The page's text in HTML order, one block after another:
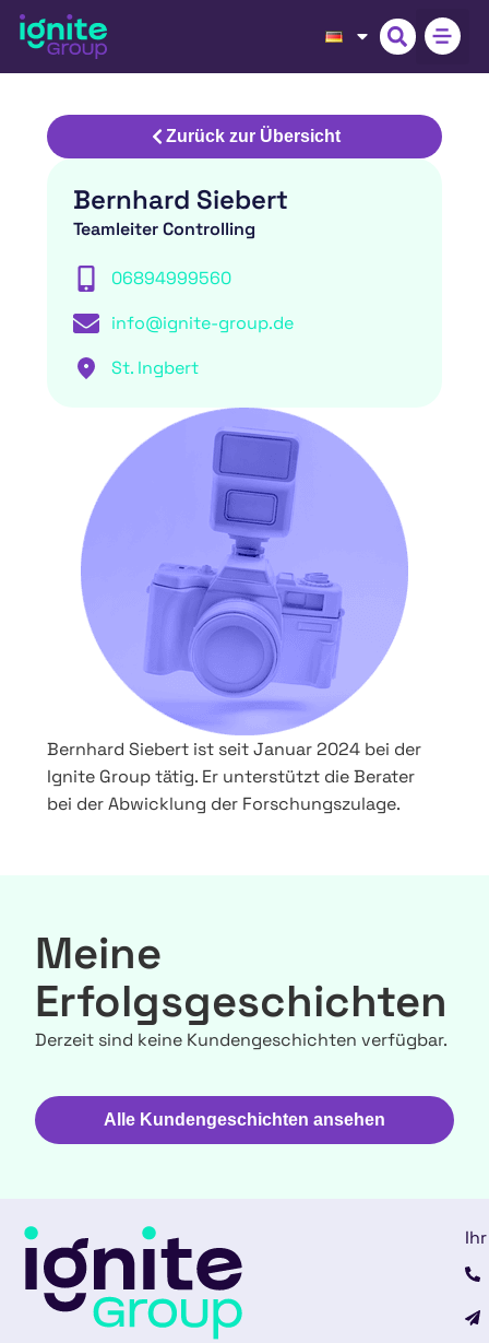
Zurück zur Übersicht
Bernhard Siebert ist seit Januar 2024 bei der
Ignite Group tätig. Er unterstützt die Berater
bei der Abwicklung der Forschungszulage.
Bernhard Siebert
Teamleiter Controlling
06894999560
info@ignite-group.de
St. Ingbert
Meine
Erfolgsgeschichten
Derzeit sind keine Kundengeschichten verfügbar.
Alle Kundengeschichten ansehen